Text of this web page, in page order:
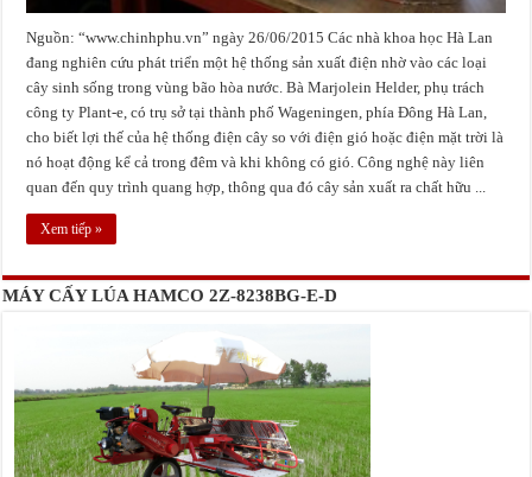
Nguồn: “www.chinhphu.vn” ngày 26/06/2015 Các nhà khoa học Hà Lan
đang nghiên cứu phát triển một hệ thống sản xuất điện nhờ vào các loại
cây sinh sống trong vùng bão hòa nước. Bà Marjolein Helder, phụ trách
công ty Plant-e, có trụ sở tại thành phố Wageningen, phía Đông Hà Lan,
cho biết lợi thế của hệ thống điện cây so với điện gió hoặc điện mặt trời là
nó hoạt động kể cả trong đêm và khi không có gió. Công nghệ này liên
quan đến quy trình quang hợp, thông qua đó cây sản xuất ra chất hữu ...
Xem tiếp »
MÁY CẤY LÚA HAMCO 2Z-8238BG-E-D